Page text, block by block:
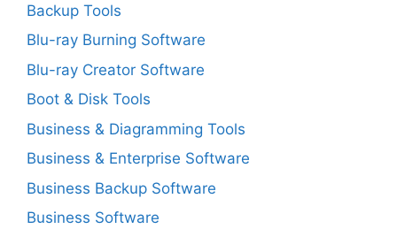
Backup Tools
Blu-ray Burning Software
Blu-ray Creator Software
Boot & Disk Tools
Business & Diagramming Tools
Business & Enterprise Software
Business Backup Software
Business Software